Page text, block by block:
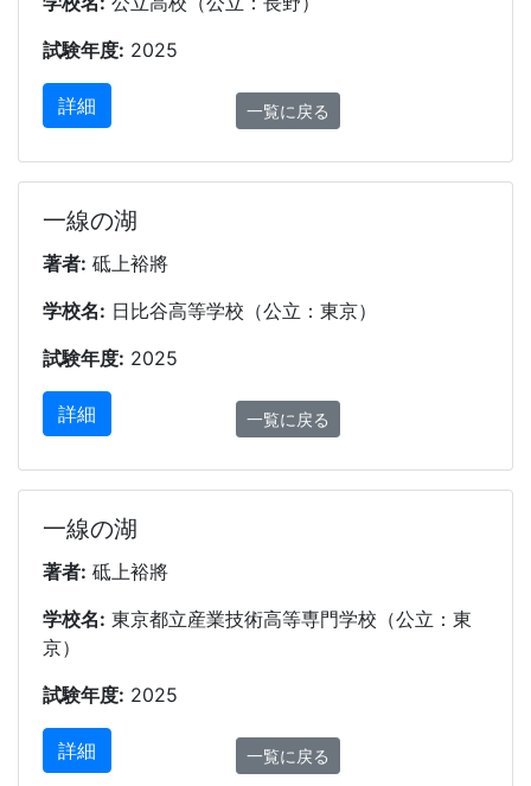
試験年度: 2025
詳細 一覧に戻る
一線の湖
著者: 砥上裕將
学校名: 日比谷高等学校（公立：東京）
試験年度: 2025
詳細 一覧に戻る
一線の湖
著者: 砥上裕將
学校名: 東京都立産業技術高等専門学校（公立：東
京）
試験年度: 2025
詳細 一覧に戻る